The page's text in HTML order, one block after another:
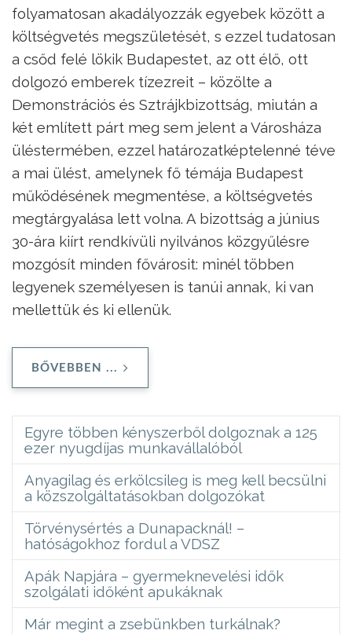
folyamatosan akadályozzák egyebek között a
költségvetés megszületését, s ezzel tudatosan
a csőd felé lökik Budapestet, az ott élő, ott
dolgozó emberek tízezreit – közölte a
Demonstrációs és Sztrájkbizottság, miután a
két említett párt meg sem jelent a Városháza
üléstermében, ezzel határozatképtelenné téve
a mai ülést, amelynek fő témája Budapest
működésének megmentése, a költségvetés
megtárgyalása lett volna. A bizottság a június
30-ára kiírt rendkívüli nyilvános közgyűlésre
mozgósít minden fővárosit: minél többen
legyenek személyesen is tanúi annak, ki van
mellettük és ki ellenük.
BŐVEBBEN ...
Egyre többen kényszerből dolgoznak a 125
ezer nyugdíjas munkavállalóból
Anyagilag és erkölcsileg is meg kell becsülni
a közszolgáltatásokban dolgozókat
Törvénysértés a Dunapacknál! –
hatóságokhoz fordul a VDSZ
Apák Napjára – gyermeknevelési idők
szolgálati időként apukáknak
Már megint a zsebünkben turkálnak?